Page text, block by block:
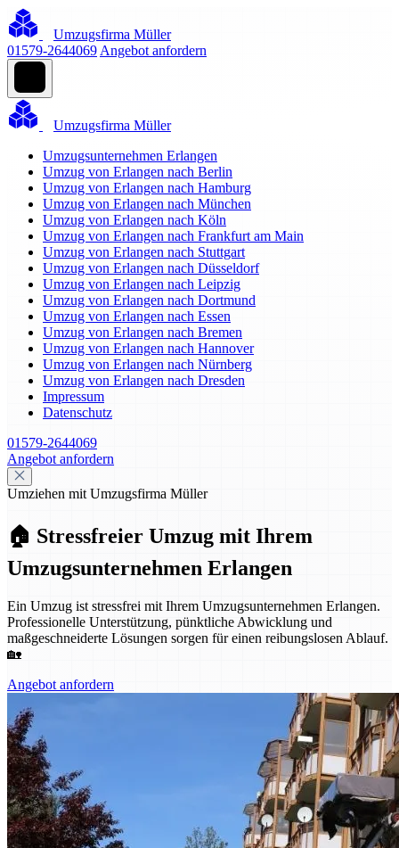
Umzugsfirma Müller
01579-2644069 Angebot anfordern
Umzugsfirma Müller
Umzugsunternehmen Erlangen
Umzug von Erlangen nach Berlin
Umzug von Erlangen nach Hamburg
Umzug von Erlangen nach München
Umzug von Erlangen nach Köln
Umzug von Erlangen nach Frankfurt am Main
Umzug von Erlangen nach Stuttgart
Umzug von Erlangen nach Düsseldorf
Umzug von Erlangen nach Leipzig
Umzug von Erlangen nach Dortmund
Umzug von Erlangen nach Essen
Umzug von Erlangen nach Bremen
Umzug von Erlangen nach Hannover
Umzug von Erlangen nach Nürnberg
Umzug von Erlangen nach Dresden
Impressum
Datenschutz
01579-2644069
Angebot anfordern
Umziehen mit Umzugsfirma Müller
🏠 Stressfreier Umzug mit Ihrem
Umzugsunternehmen Erlangen
Ein Umzug ist stressfrei mit Ihrem Umzugsunternehmen Erlangen.
Professionelle Unterstützung, pünktliche Abwicklung und
maßgeschneiderte Lösungen sorgen für einen reibungslosen Ablauf.
🏡
Angebot anfordern